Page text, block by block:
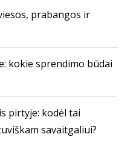
prabangos ir
kokie sprendimo būdai
pirtyje: kodėl tai
savaitgaliui?